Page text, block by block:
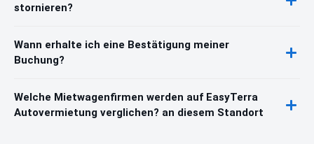
stornieren?
Wann erhalte ich eine Bestätigung meiner
Buchung?
Welche Mietwagenfirmen werden auf EasyTerra
Autovermietung verglichen? an diesem Standort